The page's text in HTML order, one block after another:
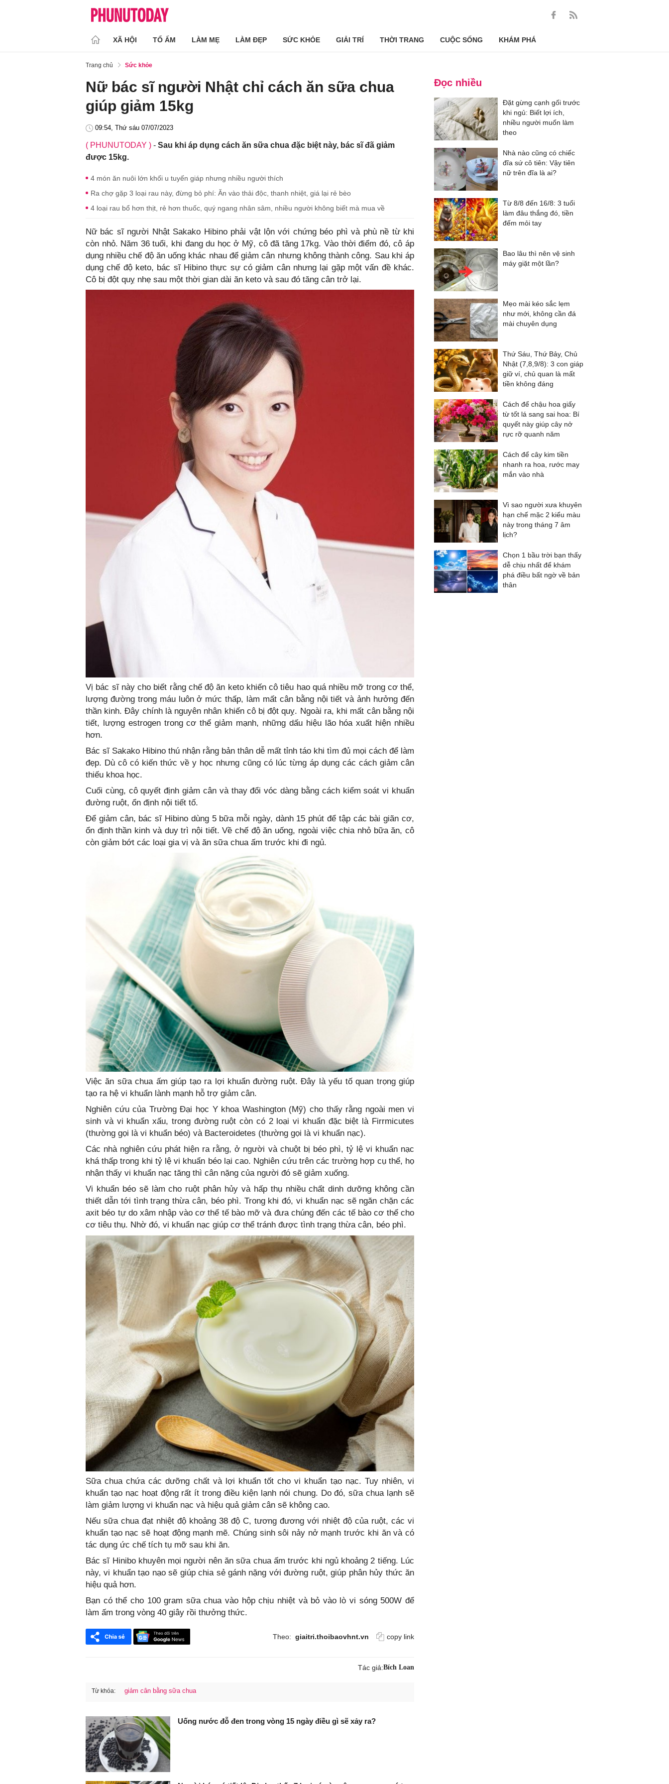
XÃ HỘI TỔ ẤM LÀM MẸ LÀM ĐẸP SỨC KHỎE GIẢI TRÍ THỜI TRANG CUỘC SỐNG KHÁM PHÁ
Trang chủ Sức khỏe
Nữ bác sĩ người Nhật chỉ cách ăn sữa chua
giúp giảm 15kg
09:54, Thứ sáu 07/07/2023
( PHUNUTODAY ) - Sau khi áp dụng cách ăn sữa chua đặc biệt này, bác sĩ đã giảm
được 15kg.
4 món ăn nuôi lớn khối u tuyến giáp nhưng nhiều người thích
Ra chợ gặp 3 loại rau này, đừng bỏ phí: Ăn vào thải độc, thanh nhiệt, giá lại rẻ bèo
4 loại rau bổ hơn thịt, rẻ hơn thuốc, quý ngang nhân sâm, nhiều người không biết mà mua về
Nữ bác sĩ người Nhật Sakako Hibino phải vật lộn với chứng béo phì và phù nề từ khi
còn nhỏ. Năm 36 tuổi, khi đang du học ở Mỹ, cô đã tăng 17kg. Vào thời điểm đó, cô áp
dụng nhiều chế độ ăn uống khác nhau để giảm cân nhưng không thành công. Sau khi áp
dụng chế độ keto, bác sĩ Hibino thực sự có giảm cân nhưng lại gặp một vấn đề khác.
Cô bị đột quỵ nhẹ sau một thời gian dài ăn keto và sau đó tăng cân trở lại.
Vị bác sĩ này cho biết rằng chế độ ăn keto khiến cô tiêu hao quá nhiều mỡ trong cơ thể,
lượng đường trong máu luôn ở mức thấp, làm mất cân bằng nội tiết và ảnh hưởng đến
thần kinh. Đây chính là nguyên nhân khiến cô bị đột quỵ. Ngoài ra, khi mất cân bằng nội
tiết, lượng estrogen trong cơ thể giảm mạnh, những dấu hiệu lão hóa xuất hiện nhiều
hơn.
Bác sĩ Sakako Hibino thú nhận rằng bản thân dễ mất tỉnh táo khi tìm đủ mọi cách để làm
đẹp. Dù cô có kiến thức về y học nhưng cũng có lúc từng áp dụng các cách giảm cân
thiếu khoa học.
Cuối cùng, cô quyết định giảm cân và thay đổi vóc dàng bằng cách kiểm soát vi khuẩn
đường ruột, ổn định nội tiết tố.
Để giảm cân, bác sĩ Hibino dùng 5 bữa mỗi ngày, dành 15 phút để tập các bài giãn cơ,
ổn định thần kinh và duy trì nội tiết. Về chế độ ăn uống, ngoài việc chia nhỏ bữa ăn, cô
còn giảm bớt các loại gia vị và ăn sữa chua ấm trước khi đi ngủ.
Việc ăn sữa chua ấm giúp tạo ra lợi khuẩn đường ruột. Đây là yếu tố quan trọng giúp
tạo ra hệ vi khuẩn lành mạnh hỗ trợ giảm cân.
Nghiên cứu của Trường Đại học Y khoa Washington (Mỹ) cho thấy rằng ngoài men vi
sinh và vi khuẩn xấu, trong đường ruột còn có 2 loại vi khuẩn đặc biệt là Firrmicutes
(thường gọi là vi khuẩn béo) và Bacteroidetes (thường gọi là vi khuẩn nạc).
Các nhà nghiên cứu phát hiện ra rằng, ở người và chuột bị béo phì, tỷ lệ vi khuẩn nạc
khá thấp trong khi tỷ lệ vi khuẩn béo lại cao. Nghiên cứu trên các trường hợp cụ thể, họ
nhận thấy vi khuẩn nạc tăng thì cân nặng của người đó sẽ giảm xuống.
Vi khuẩn béo sẽ làm cho ruột phân hủy và hấp thụ nhiều chất dinh dưỡng không cần
thiết dẫn tới tình trạng thừa cân, béo phì. Trong khi đó, vi khuẩn nạc sẽ ngăn chặn các
axit béo tự do xâm nhập vào cơ thể tế bào mỡ và đưa chúng đến các tế bào cơ thể cho
cơ tiêu thụ. Nhờ đó, vi khuẩn nạc giúp cơ thể tránh được tình trạng thừa cân, béo phì.
Sữa chua chứa các dưỡng chất và lợi khuẩn tốt cho vi khuẩn tạo nạc. Tuy nhiên, vi
khuẩn tạo nạc hoạt động rất ít trong điều kiện lạnh nói chung. Do đó, sữa chua lạnh sẽ
làm giảm lượng vi khuẩn nạc và hiệu quả giảm cân sẽ không cao.
Nếu sữa chua đạt nhiệt độ khoảng 38 độ C, tương đương với nhiệt độ của ruột, các vi
khuẩn tạo nạc sẽ hoạt động mạnh mẽ. Chúng sinh sôi nảy nở mạnh trước khi ăn và có
tác dụng ức chế tích tụ mỡ sau khi ăn.
Bác sĩ Hinibo khuyên mọi người nên ăn sữa chua ấm trước khi ngủ khoảng 2 tiếng. Lúc
này, vi khuẩn tạo nạo sẽ giúp chia sẻ gánh nặng với đường ruột, giúp phân hủy thức ăn
hiệu quả hơn.
Bạn có thể cho 100 gram sữa chua vào hộp chịu nhiệt và bỏ vào lò vi sóng 500W để
làm ấm trong vòng 40 giây rồi thưởng thức.
Theo: giaitri.thoibaovhnt.vn copy link
Tác giả:Bích Loan
Từ khóa: giảm cân bằng sữa chua
Uống nước đỗ đen trong vòng 15 ngày điều gì sẽ xảy ra?
Đọc nhiều
Đặt gừng cạnh gối trước
khi ngủ: Biết lợi ích,
nhiều người muốn làm
theo
Nhà nào cũng có chiếc
đĩa sứ cô tiên: Vậy tiên
nữ trên đĩa là ai?
Từ 8/8 đến 16/8: 3 tuổi
làm đâu thắng đó, tiền
đếm mỏi tay
Bao lâu thì nên vệ sinh
máy giặt một lần?
Mẹo mài kéo sắc lẹm
như mới, không cần đá
mài chuyên dụng
Thứ Sáu, Thứ Bảy, Chủ
Nhật (7,8,9/8): 3 con giáp
giữ ví, chủ quan là mất
tiền không đáng
Cách để chậu hoa giấy
từ tốt lá sang sai hoa: Bí
quyết này giúp cây nở
rực rỡ quanh năm
Cách để cây kim tiền
nhanh ra hoa, rước may
mắn vào nhà
Vì sao người xưa khuyên
hạn chế mặc 2 kiểu màu
này trong tháng 7 âm
lịch?
Chọn 1 bầu trời bạn thấy
dễ chịu nhất để khám
phá điều bất ngờ về bản
thân